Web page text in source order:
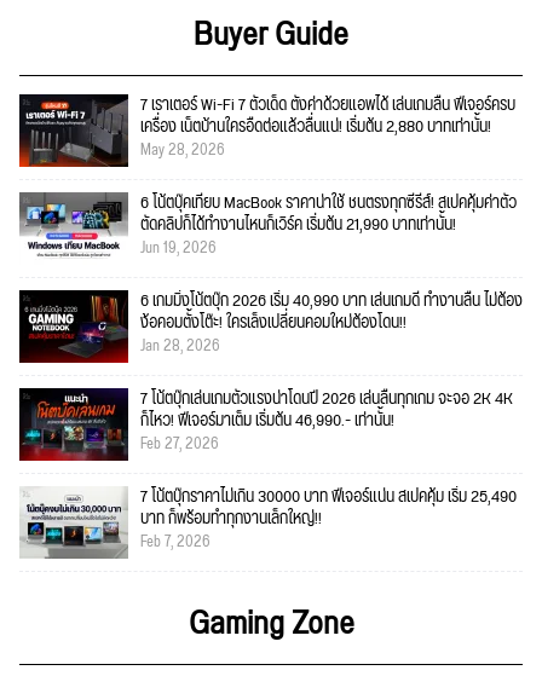
Buyer Guide
7 เราเตอร์ Wi-Fi 7 ตัวเด็ด ตั้งค่าด้วยแอพได้ เล่นเกมลื่น ฟีเจอร์ครบ
เครื่อง เน็ตบ้านใครอืดต่อแล้วลื่นแน่! เริ่มต้น 2,880 บาทเท่านั้น!
May 28, 2026
6 โน้ตบุ๊คเทียบ MacBook ราคาน่าใช้ ชนตรงทุกซีรีส์! สเปคคุ้มค่าตัว
ตัดคลิปก็ได้ทำงานไหนก็เวิร์ค เริ่มต้น 21,990 บาทเท่านั้น!
Jun 19, 2026
6 เกมมิ่งโน้ตบุ๊ก 2026 เริ่ม 40,990 บาท เล่นเกมดี ทำงานลื่น ไม่ต้อง
ง้อคอมตั้งโต๊ะ! ใครเล็งเปลี่ยนคอมใหม่ต้องโดน!!
Jan 28, 2026
7 โน้ตบุ๊กเล่นเกมตัวแรงน่าโดนปี 2026 เล่นลื่นทุกเกม จะจอ 2K 4K
ก็ไหว! ฟีเจอร์มาเต็ม เริ่มต้น 46,990.- เท่านั้น!
Feb 27, 2026
7 โน้ตบุ๊กราคาไม่เกิน 30000 บาท ฟีเจอร์แน่น สเปคคุ้ม เริ่ม 25,490
บาท ก็พร้อมทำทุกงานเล็กใหญ่!!
Feb 7, 2026
Gaming Zone